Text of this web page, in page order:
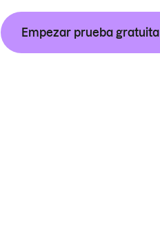
Empezar prueba gratuita